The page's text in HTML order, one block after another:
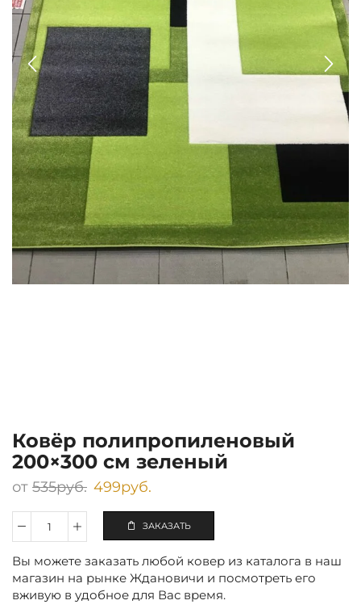
Ковёр полипропиленовый
200×300 см зеленый
от 535руб. 499руб.
Количество
полипропиленовый
200×300
см
зеленый
ЗАКАЗАТЬ
Вы можете заказать любой ковер из каталога в наш
магазин на рынке Ждановичи и посмотреть его
вживую в удобное для Вас время.